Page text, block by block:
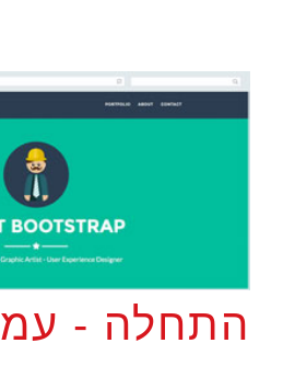
התחלה -